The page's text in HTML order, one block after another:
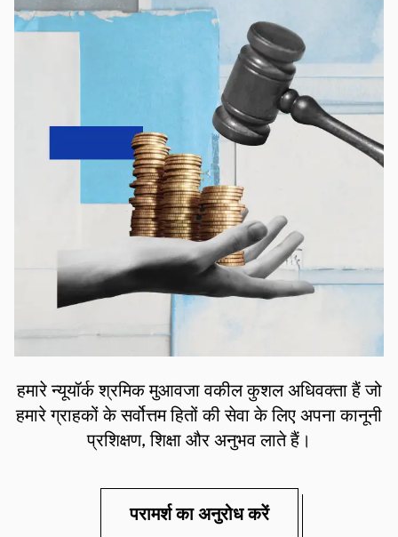
हमारे न्यूयॉर्क श्रमिक मुआवजा वकील कुशल अधिवक्ता हैं जो
हमारे ग्राहकों के सर्वोत्तम हितों की सेवा के लिए अपना कानूनी
प्रशिक्षण, शिक्षा और अनुभव लाते हैं।
परामर्श का अनुरोध करें